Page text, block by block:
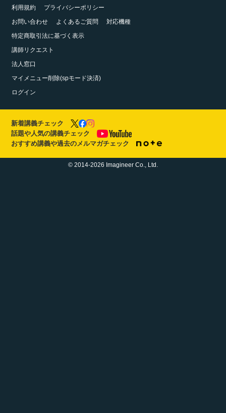
利用規約
プライバシーポリシー
お問い合わせ
よくあるご質問
対応機種
特定商取引法に基づく表示
講師リクエスト
法人窓口
マイメニュー削除(spモード決済)
ログイン
新着講義チェック
話題や人気の講義チェック
おすすめ講義や過去のメルマガチェック
© 2014-2026 Imagineer Co., Ltd.